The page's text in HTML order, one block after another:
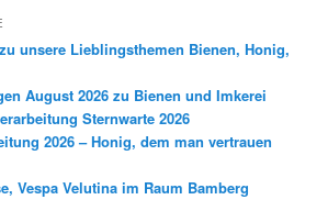
unsere Lieblingsthemen Bienen, Honig,
August 2026 zu Bienen und Imkerei
Sternwarte 2026
2026 – Honig, dem man vertrauen
Vespa Velutina im Raum Bamberg